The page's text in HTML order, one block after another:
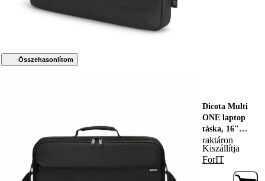
Összehasonlítom
Dicota Multi
ONE laptop
táska, 16"
laptop rekesz,
teljes párnázás,
fekete
raktáron
Kiszállítja
ForIT